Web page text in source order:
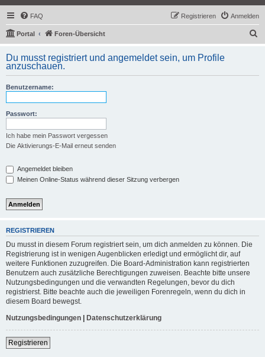
FAQ Anmelden
Registrieren
Portal Foren-Übersicht
h
Du musst registriert und angemeldet sein, um Profile
anzuschauen.
Benutzername:
Passwort:
Ich habe mein Passwort vergessen
Die Aktivierungs-E-Mail erneut senden
Angemeldet bleiben
Meinen Online-Status während dieser Sitzung verbergen
REGISTRIEREN
Du musst in diesem Forum registriert sein, um dich anmelden zu können. Die
Registrierung ist in wenigen Augenblicken erledigt und ermöglicht dir, auf
weitere Funktionen zuzugreifen. Die Board-Administration kann registrierten
Benutzern auch zusätzliche Berechtigungen zuweisen. Beachte bitte unsere
Nutzungsbedingungen und die verwandten Regelungen, bevor du dich
registrierst. Bitte beachte auch die jeweiligen Forenregeln, wenn du dich in
diesem Board bewegst.
Nutzungsbedingungen | Datenschutzerklärung
Registrieren